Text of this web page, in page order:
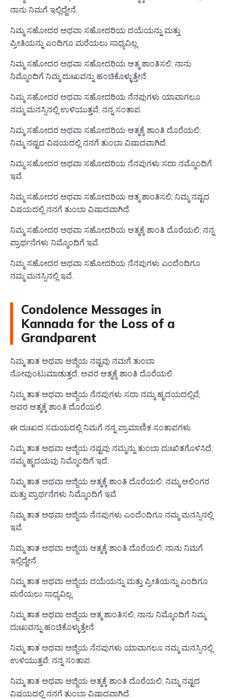
ನಾನು ನಿಮಗೆ ಇಲ್ಲಿದ್ದೇನೆ.
ನಿಮ್ಮ ಸಹೋದರ ಅಥವಾ ಸಹೋದರಿಯ ದಯೆಯನ್ನು ಮತ್ತು
ಪ್ರೀತಿಯನ್ನು ಎಂದಿಗೂ ಮರೆಯಲು ಸಾಧ್ಯವಿಲ್ಲ.
ನಿಮ್ಮ ಸಹೋದರ ಅಥವಾ ಸಹೋದರಿಯ ಆತ್ಮ ಶಾಂತಿಸಲಿ; ನಾನು
ನಿಮ್ಮೊಂದಿಗೆ ನಿಮ್ಮ ದುಃಖವನ್ನು ಹಂಚಿಕೊಳ್ಳುತ್ತೇನೆ.
ನಿಮ್ಮ ಸಹೋದರ ಅಥವಾ ಸಹೋದರಿಯ ನೆನಪುಗಳು ಯಾವಾಗಲೂ
ನಮ್ಮ ಮನಸ್ಸಿನಲ್ಲಿ ಉಳಿಯುತ್ತವೆ; ನನ್ನ ಸಂತಾಪ.
ನಿಮ್ಮ ಸಹೋದರ ಅಥವಾ ಸಹೋದರಿಯ ಆತ್ಮಕ್ಕೆ ಶಾಂತಿ ದೊರೆಯಲಿ;
ನಿಮ್ಮ ನಷ್ಟದ ವಿಷಯದಲ್ಲಿ ನನಗೆ ತುಂಬಾ ವಿಷಾದವಾಗಿದೆ.
ನಿಮ್ಮ ಸಹೋದರ ಅಥವಾ ಸಹೋದರಿಯ ನೆನಪುಗಳು ಸದಾ ನಮ್ಮೊಂದಿಗೆ
ಇವೆ.
ನಿಮ್ಮ ಸಹೋದರ ಅಥವಾ ಸಹೋದರಿಯ ಆತ್ಮ ಶಾಂತಿಸಲಿ; ನಿಮ್ಮ ನಷ್ಟದ
ವಿಷಯದಲ್ಲಿ ನನಗೆ ತುಂಬಾ ವಿಷಾದವಾಗಿದೆ.
ನಿಮ್ಮ ಸಹೋದರ ಅಥವಾ ಸಹೋದರಿಯ ಆತ್ಮಕ್ಕೆ ಶಾಂತಿ ದೊರೆಯಲಿ; ನನ್ನ
ಪ್ರಾರ್ಥನೆಗಳು ನಿಮ್ಮೊಂದಿಗೆ ಇವೆ.
ನಿಮ್ಮ ಸಹೋದರ ಅಥವಾ ಸಹೋದರಿಯ ನೆನಪುಗಳು ಎಂದೆಂದಿಗೂ
ನಮ್ಮ ಮನಸ್ಸಿನಲ್ಲಿ ಇವೆ.
Condolence Messages in
Kannada for the Loss of a
Grandparent
ನಿಮ್ಮ ತಾತ ಅಥವಾ ಅಜ್ಜಿಯ ನಷ್ಟವು ನಮಗೆ ತುಂಬಾ
ನೋವುಂಟುಮಾಡುತ್ತದೆ; ಅವರ ಆತ್ಮಕ್ಕೆ ಶಾಂತಿ ದೊರೆಯಲಿ.
ನಿಮ್ಮ ತಾತ ಅಥವಾ ಅಜ್ಜಿಯ ನೆನಪುಗಳು ಸದಾ ನಮ್ಮ ಹೃದಯದಲ್ಲಿವೆ;
ಅವರ ಆತ್ಮಕ್ಕೆ ಶಾಂತಿ ದೊರೆಯಲಿ.
ಈ ದುಃಖದ ಸಮಯದಲ್ಲಿ ನಿಮಗೆ ನನ್ನ ಪ್ರಾಮಾಣಿಕ ಸಂತಾಪಗಳು.
ನಿಮ್ಮ ತಾತ ಅಥವಾ ಅಜ್ಜಿಯ ನಷ್ಟವು ನಮ್ಮನ್ನು ತುಂಬಾ ದುಃಖಿತಗೊಳಿಸಿದೆ;
ನಮ್ಮ ಹೃದಯವು ನಿಮ್ಮೊಂದಿಗೆ ಇದೆ.
ನಿಮ್ಮ ತಾತ ಅಥವಾ ಅಜ್ಜಿಯ ಆತ್ಮಕ್ಕೆ ಶಾಂತಿ ದೊರೆಯಲಿ; ನಮ್ಮ ಆಲಿಂಗರ
ಮತ್ತು ಪ್ರಾರ್ಥನೆಗಳು ನಿಮ್ಮೊಂದಿಗೆ ಇವೆ.
ನಿಮ್ಮ ತಾತ ಅಥವಾ ಅಜ್ಜಿಯ ನೆನಪುಗಳು ಎಂದೆಂದಿಗೂ ನಮ್ಮ ಮನಸ್ಸಿನಲ್ಲಿ
ಇವೆ.
ನಿಮ್ಮ ತಾತ ಅಥವಾ ಅಜ್ಜಿಯ ಆತ್ಮಕ್ಕೆ ಶಾಂತಿ ದೊರೆಯಲಿ; ನಾನು ನಿಮಗೆ
ಇಲ್ಲಿದ್ದೇನೆ.
ನಿಮ್ಮ ತಾತ ಅಥವಾ ಅಜ್ಜಿಯ ದಯೆಯನ್ನು ಮತ್ತು ಪ್ರೀತಿಯನ್ನು ಎಂದಿಗೂ
ಮರೆಯಲು ಸಾಧ್ಯವಿಲ್ಲ.
ನಿಮ್ಮ ತಾತ ಅಥವಾ ಅಜ್ಜಿಯ ಆತ್ಮ ಶಾಂತಿಸಲಿ; ನಾನು ನಿಮ್ಮೊಂದಿಗೆ ನಿಮ್ಮ
ದುಃಖವನ್ನು ಹಂಚಿಕೊಳ್ಳುತ್ತೇನೆ.
ನಿಮ್ಮ ತಾತ ಅಥವಾ ಅಜ್ಜಿಯ ನೆನಪುಗಳು ಯಾವಾಗಲೂ ನಮ್ಮ ಮನಸ್ಸಿನಲ್ಲಿ
ಉಳಿಯುತ್ತವೆ; ನನ್ನ ಸಂತಾಪ.
ನಿಮ್ಮ ತಾತ ಅಥವಾ ಅಜ್ಜಿಯ ಆತ್ಮಕ್ಕೆ ಶಾಂತಿ ದೊರೆಯಲಿ; ನಿಮ್ಮ ನಷ್ಟದ
ವಿಷಯದಲ್ಲಿ ನನಗೆ ತುಂಬಾ ವಿಷಾದವಾಗಿದೆ.